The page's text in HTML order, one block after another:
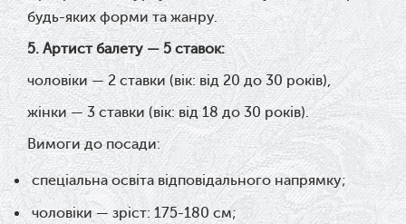
будь-яких форми та жанру.
5. Артист балету — 5 ставок:
чоловіки — 2 ставки (вік: від 20 до 30 років),
жінки — 3 ставки (вік: від 18 до 30 років).
Вимоги до посади:
спеціальна освіта відповідального напрямку;
чоловіки — зріст: 175-180 см;